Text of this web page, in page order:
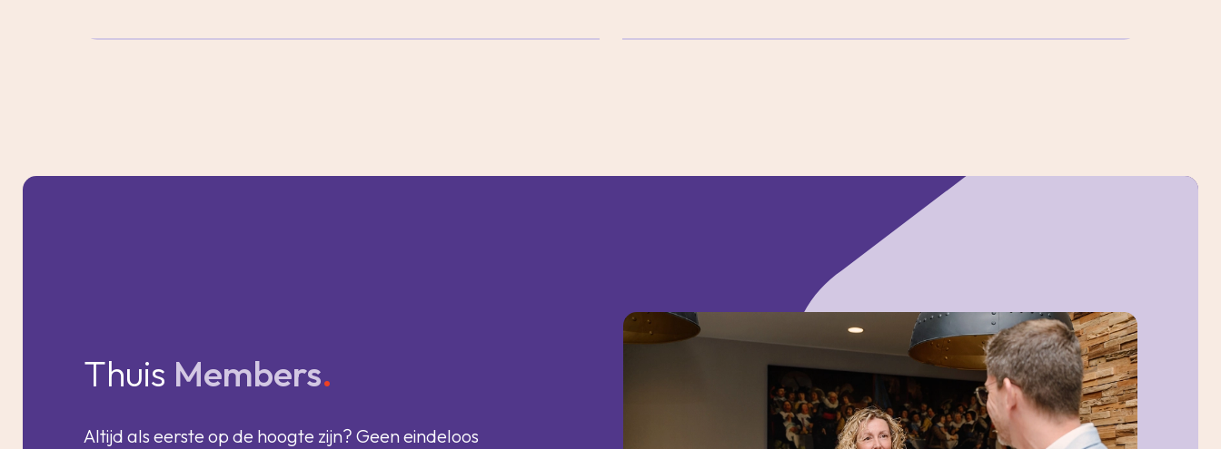
Thuis Members.
Altijd als eerste op de hoogte zijn? Geen eindeloos